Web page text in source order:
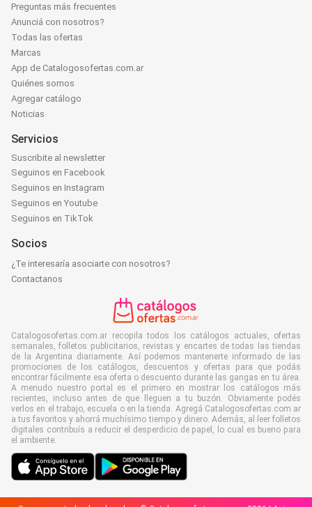
Preguntas más frecuentes
Anunciá con nosotros?
Todas las ofertas
Marcas
App de Catalogosofertas.com.ar
Quiénes somos
Agregar catálogo
Noticias
Servicios
Suscribite al newsletter
Seguinos en Facebook
Seguinos en Instagram
Seguinos en Youtube
Seguinos en TikTok
Socios
¿Te interesaría asociarte con nosotros?
Contactanos
Catalogosofertas.com.ar recopila todos los catálogos actuales, ofertas
semanales, folletos publicitarios, revistas y encartes de todas las tiendas
de la Argentina diariamente. Así podemos mantenerte informado de las
promociones de los catálogos, descuentos y ofertas para que podás
encontrar fácilmente esa oferta o descuento durante las gangas en tu área.
A menudo nuestro portal es el primero en mostrar los catálogos más
recientes, incluso antes de que lleguen a tu buzón. Obviamente podés
verlos en el trabajo, escuela o en la tienda. Agregá Catalogosofertas.com.ar
a tus favoritos y ahorrá muchísimo tiempo y dinero. Además, al leer folletos
digitales contribuís a reducir el desperdicio de papel, lo cual es bueno para
el ambiente.